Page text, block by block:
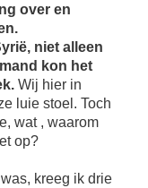
over en
niet alleen
kon het
Wij hier in
luie stoel. Toch
wat , waarom
op?
kreeg ik drie